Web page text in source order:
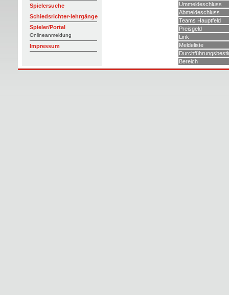
Spielersuche
Schiedsrichter-lehrgänge
Spieler/Portal
Onlineanmeldung
Impressum
Ummeldeschluss
Abmeldeschluss
Teams Hauptfeld
Preisgeld
Link
Meldeliste
Bereich